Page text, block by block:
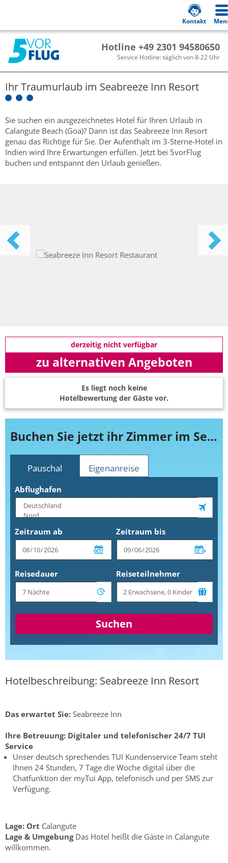
Hotline +49 2301 94580650
Service Hotline: täglich von 8-22 Uhr
Kontakt
Ihr Traumurlaub im Seabreeze Inn Resort
Sie suchen ein ausgezeichnetes Hotel für Ihren Urlaub in
Calangute Beach (Goa)? Dann ist das Seabreeze Inn Resort
genau das Richtige für Sie. Der Aufenthalt im 3-Sterne-Hotel in
Indien wird Ihre Erwartungen erfüllen. Jetzt bei 5vorFlug
buchen und entspannt den Urlaub genießen.
derzeitig nicht verfügbar
zu alternativen Angeboten
Es liegt noch keine
Hotelbewertung der Gäste vor.
Buchen Sie jetzt ihr Zimmer im Seabreeze Inn Resort
Pauschal Eigenanreise
Abflughafen
Zeitraum ab Zeitraum bis
Reisedauer Reiseteilnehmer
Suchen
Hotelbeschreibung: Seabreeze Inn Resort
Das erwartet Sie: Seabreeze Inn
Ihre Betreuung: Digitaler und telefonischer 24/7 TUI
Service
Unser deutsch sprechendes TUI Kundenservice Team steht
Ihnen 24 Stunden, 7 Tage die Woche digital über die
Chatfunktion der myTui App, telefonisch und per SMS zur
Verfügung.
Lage: Ort Calangute
Lage & UmgebungDas Hotel heißt die Gäste in Calangute
willkommen.